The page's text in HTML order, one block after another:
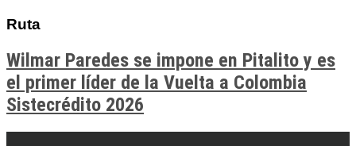
Ruta
Wilmar Paredes se impone en Pitalito y es
el primer líder de la Vuelta a Colombia
Sistecrédito 2026